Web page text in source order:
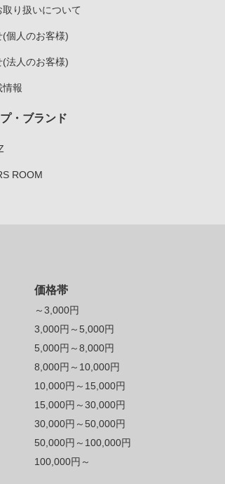
り扱いについて
(個人のお客様)
(法人のお客様)
情報
・ブランド
ROOM
価格帯
～3,000円
3,000円～5,000円
5,000円～8,000円
8,000円～10,000円
10,000円～15,000円
15,000円～30,000円
30,000円～50,000円
50,000円～100,000円
100,000円～